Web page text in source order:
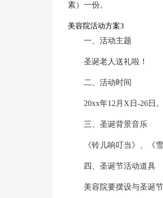
素）一份。
美容院活动方案3
一、活动主题
圣诞老人送礼啦！
二、活动时间
20xx年12月X日-26日。
三、圣诞背景音乐
《铃儿响叮当》、《
四、圣诞节活动道具
美容院要摆设与圣诞